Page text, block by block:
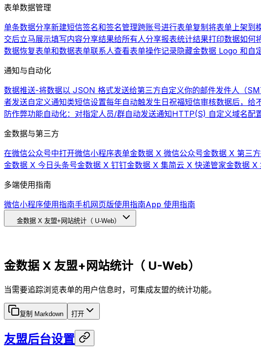
表单数据管理
单条数据分享新建短信签名和签名管理跨账号进行表单复制 将表单上架到
交后立马展示填写内容分享结果给所有人分享报表统计结果打印数据如何
数据恢复表单和数据表单联系人查看表单操作记录隐藏金数据 Logo 和自
通知与自动化
数据推送-将数据以 JSON 格式发送给第三方自定义你的邮件发件人（
者发送自定义通知类短信设置每年自动触发生日祝福短信审核数据后，给
防作弊功能自动化：对指定人员/群自动发送通知HTTP(S) 自定义域名配
金数据与第三方
在微信公众号中打开微信小程序表单金数据 X 微信公众号金数据 X 第三
金数据 X 今日头条号金数据 X 钉钉金数据 X 集简云 X 快递管家金数据 X
多端使用指南
微信小程序使用指南手机网页版使用指南App 使用指南
金数据 X 友盟+网站统计（ U-Web）
金数据 X 友盟+网站统计（ U-Web）
当需要追踪浏览表单的用户信息时，可集成友盟的统计功能。
复制 Markdown 打开
友盟后台设置